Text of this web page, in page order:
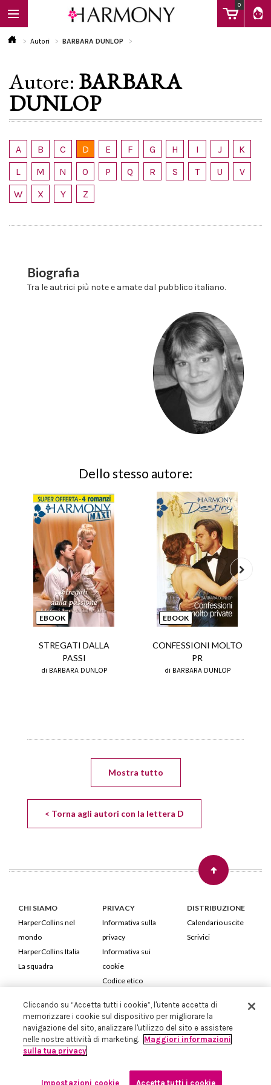
0
EBOOK
LIBRI
Calendario
Autori BARBARA DUNLOP
Autore: BARBARA
DUNLOP
A B C D E F G H I J
K
L
M N O P Q R S T U
V
W
X Y Z
Biografia
Tra le autrici più note e amate dal pubblico italiano.
Dello stesso autore:
EBOOK
STREGATI DALLA
PASSI
di BARBARA DUNLOP
EBOOK
CONFESSIONI MOLTO
PR
di BARBARA DUNLOP
Next
Mostra tutto
< Torna agli autori con la lettera D
CHI SIAMO
HarperCollins nel
mondo
HarperCollins Italia
La squadra
PRIVACY
Informativa sulla
privacy
Informativa sui
cookie
Codice etico
DISTRIBUZIONE
Calendario uscite
Scrivici
HarperCollins Italia S.p.A. Viale Monte Nero, 84 - 20135 Milano
Cod. Fiscale e P.IVA 05946780151 - Capitale Sociale 258.250 €
Iscritta in Milano al Registro delle imprese nr.198004 e REA nr.1051898
Cliccando su “Accetta tutti i cookie”, l'utente accetta di
memorizzare i cookie sul dispositivo per migliorare la
navigazione del sito, analizzare l'utilizzo del sito e assistere
nelle nostre attività di marketing. Maggiori informazioni
sulla tua privacy
Impostazioni cookie Accetta tutti i cookie